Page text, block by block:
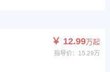
￥ 12.99万起
指导价：15.29万